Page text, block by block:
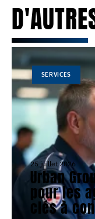
SERVICES
25 juillet 2026
Urban
pour les
clés à